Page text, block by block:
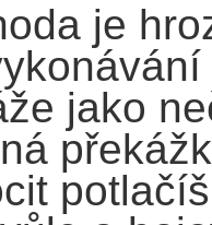
je
jako